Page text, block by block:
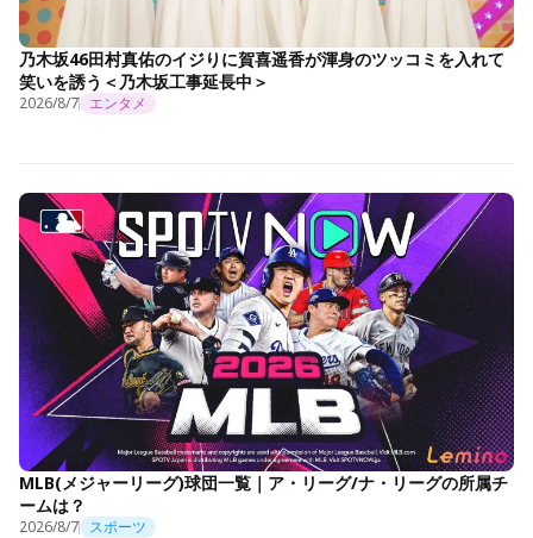
乃木坂46田村真佑のイジりに賀喜遥香が渾身のツッコミを入れて
笑いを誘う＜乃木坂工事延長中＞
2026/8/7 エンタメ
MLB(メジャーリーグ)球団一覧｜ア・リーグ/ナ・リーグの所属チ
ームは？
2026/8/7 スポーツ